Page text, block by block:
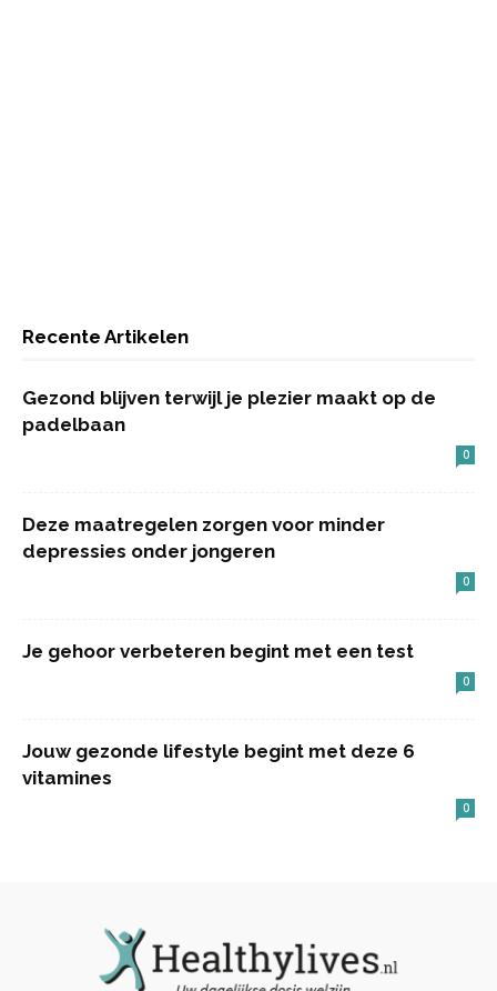
Recente Artikelen
Gezond blijven terwijl je plezier maakt op de
padelbaan
0
Deze maatregelen zorgen voor minder
depressies onder jongeren
0
Je gehoor verbeteren begint met een test
0
Jouw gezonde lifestyle begint met deze 6
vitamines
0